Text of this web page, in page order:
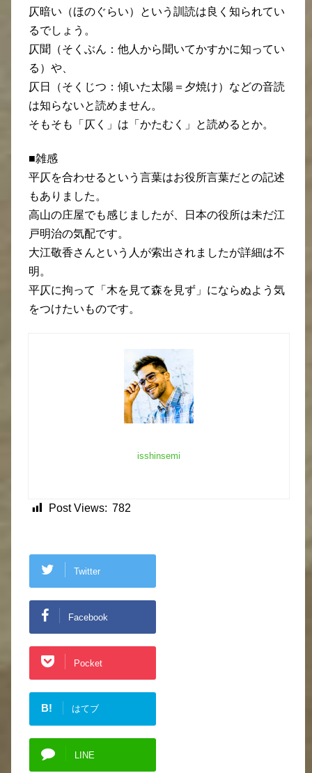
仄暗い（ほのぐらい）という訓読は良く知られてい
るでしょう。
仄聞（そくぶん：他人から聞いてかすかに知ってい
る）や、
仄日（そくじつ：傾いた太陽＝夕焼け）などの音読
は知らないと読めません。
そもそも「仄く」は「かたむく」と読めるとか。
■雑感
平仄を合わせるという言葉はお役所言葉だとの記述
もありました。
高山の庄屋でも感じましたが、日本の役所は未だ江
戸明治の気配です。
大江敬香さんという人が索出されましたが詳細は不
明。
平仄に拘って「木を見て森を見ず」にならぬよう気
をつけたいものです。
isshinsemi
Post Views: 782
Twitter
Facebook
Pocket
B! はてブ
LINE